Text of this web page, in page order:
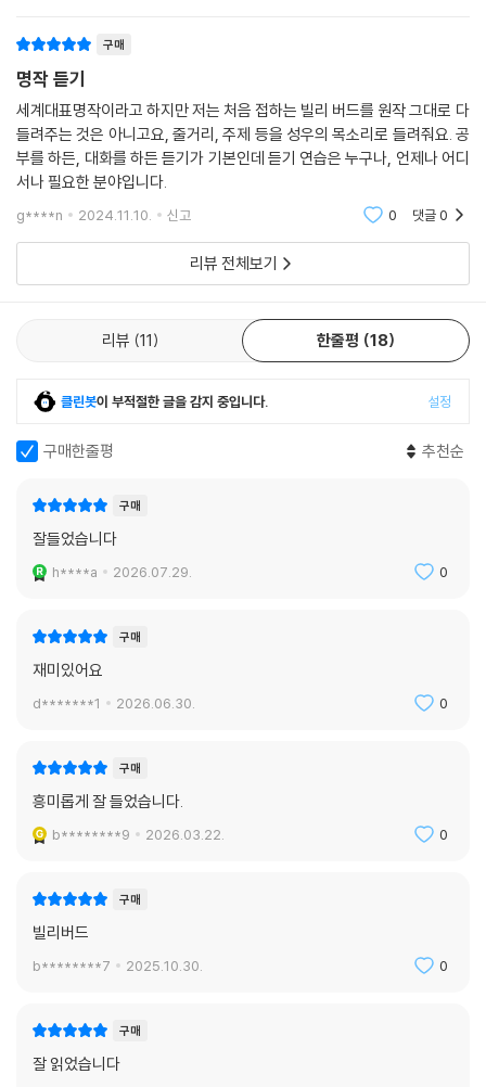
구매
명작 듣기
세계대표명작이라고 하지만 저는 처음 접하는 빌리 버드를 원작 그대로 다
들려주는 것은 아니고요, 줄거리, 주제 등을 성우의 목소리로 들려줘요. 공
부를 하든, 대화를 하든 듣기가 기본인데 듣기 연습은 누구나, 언제나 어디
서나 필요한 분야입니다.
g****n 2024.11.10. 신고 0 댓글0
리뷰 전체보기
리뷰 11 한줄평 18
클린봇이 부적절한 글을 감지 중입니다. 설정
구매한줄평 추천순
구매
잘들었습니다
h****a 2026.07.29. 0
구매
재미있어요
d*******1 2026.06.30. 0
구매
흥미롭게 잘 들었습니다.
b********9 2026.03.22. 0
구매
빌리버드
b********7 2025.10.30. 0
구매
잘 읽었습니다